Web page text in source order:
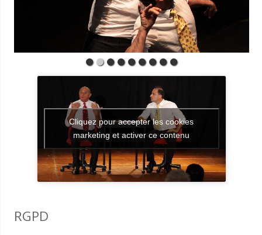
Cliquez pour accepter les cookies
marketing et activer ce contenu
RGPD